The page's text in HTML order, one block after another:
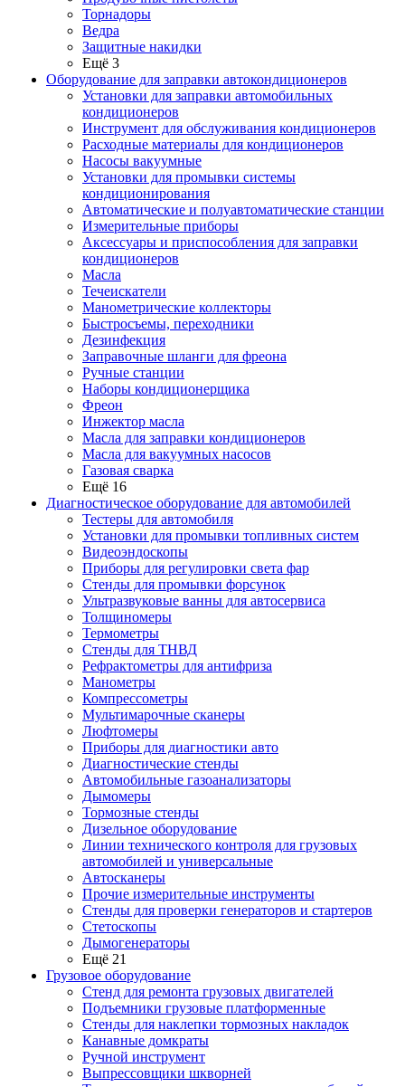
Торнадоры
Ведра
Защитные накидки
Ещё 3
Оборудование для заправки автокондиционеров
Установки для заправки автомобильных
кондиционеров
Инструмент для обслуживания кондиционеров
Расходные материалы для кондиционеров
Насосы вакуумные
Установки для промывки системы
кондиционирования
Автоматические и полуавтоматические станции
Измерительные приборы
Аксессуары и приспособления для заправки
кондиционеров
Масла
Течеискатели
Манометрические коллекторы
Быстросъемы, переходники
Дезинфекция
Заправочные шланги для фреона
Ручные станции
Наборы кондиционерщика
Фреон
Инжектор масла
Масла для заправки кондиционеров
Масла для вакуумных насосов
Газовая сварка
Ещё 16
Диагностическое оборудование для автомобилей
Тестеры для автомобиля
Установки для промывки топливных систем
Видеоэндоскопы
Приборы для регулировки света фар
Стенды для промывки форсунок
Ультразвуковые ванны для автосервиса
Толщиномеры
Термометры
Стенды для ТНВД
Рефрактометры для антифриза
Манометры
Компрессометры
Мультимарочные сканеры
Люфтомеры
Приборы для диагностики авто
Диагностические стенды
Автомобильные газоанализаторы
Дымомеры
Тормозные стенды
Дизельное оборудование
Линии технического контроля для грузовых
автомобилей и универсальные
Автосканеры
Прочие измерительные инструменты
Стенды для проверки генераторов и стартеров
Стетоскопы
Дымогенераторы
Ещё 21
Грузовое оборудование
Стенд для ремонта грузовых двигателей
Подъемники грузовые платформенные
Стенды для наклепки тормозных накладок
Канавные домкраты
Ручной инструмент
Выпрессовщики шкворней